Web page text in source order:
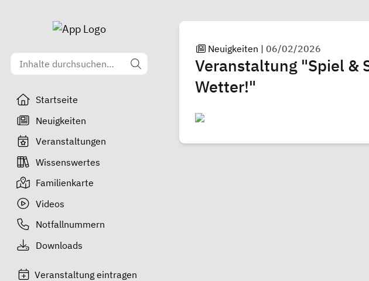
Startseite
Neuigkeiten
Veranstaltungen
Wissenswertes
Familienkarte
Videos
Notfallnummern
Downloads
Veranstaltung eintragen
Neuigkeiten |06/02/2026
Veranstaltung "Spiel &
Wetter!"